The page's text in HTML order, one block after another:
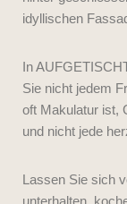
idyllischen
In
Sie nicht jedem
oft Makulatur ist,
und nicht jede
Lassen Sie sich
unterhalten,